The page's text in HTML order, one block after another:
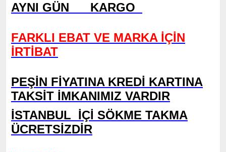
AYNI GÜN KARGO
FARKLI EBAT VE MARKA İÇİN
İRTİBAT
PEŞİN FİYATINA KREDİ KARTINA
TAKSİT İMKANIMIZ VARDIR
İSTANBUL İÇİ SÖKME TAKMA
ÜCRETSİZDİR